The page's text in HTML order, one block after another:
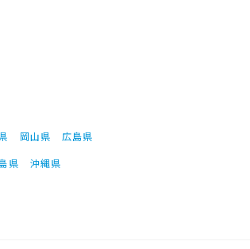
岡山県
広島県
県 沖縄県